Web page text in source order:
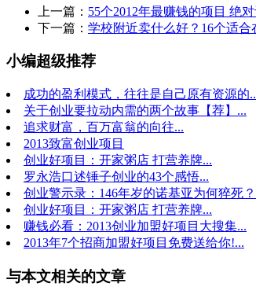
上一篇： 55个2012年最赚钱的项目 绝
下一篇： 学校附近卖什么好？16个适合
小编超级推荐
成功的盈利模式，往往是自己原有资源的
关于创业要拉动内需的两个故事【荐】...
追求财富，百万富翁的向往...
2013致富创业项目
创业好项目：开家粥店 打营养牌...
罗永浩口述锤子创业的43个感悟...
创业警示录：146年岁的诺基亚为何猝死
创业好项目：开家粥店 打营养牌...
赚钱必看：2013创业加盟好项目大搜集...
2013年7个招商加盟好项目免费送给你!...
与本文相关的文章